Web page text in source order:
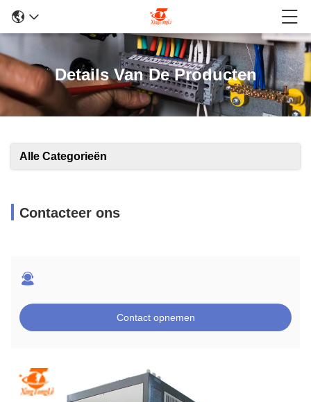
Details Van De Producten
Alle Categorieën
Contacteer ons
Contact opnemen